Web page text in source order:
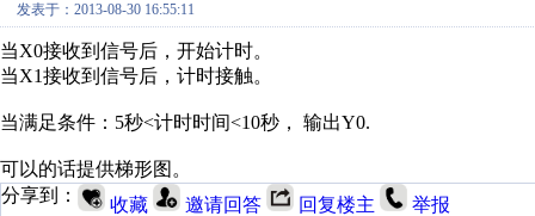
发表于：2013-08-30 16:55:11
当X0接收到信号后，开始计时。
当X1接收到信号后，计时接触。
当满足条件：5秒<计时时间<10秒， 输出Y0.
可以的话提供梯形图。
分享到：
收藏 邀请回答 回复楼主 举报